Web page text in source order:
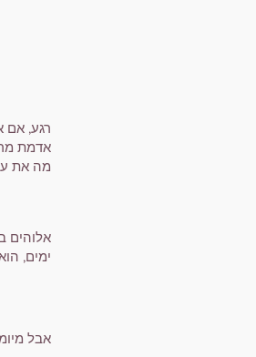
רגע,
אדמת
מה את
אלוהים
ימים,
אבל